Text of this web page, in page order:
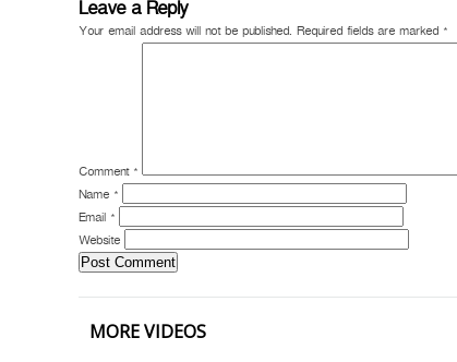
Leave a Reply
Your email address will not be published. Required fields are marked *
Comment *
Name *
Email *
Website
MORE VIDEOS